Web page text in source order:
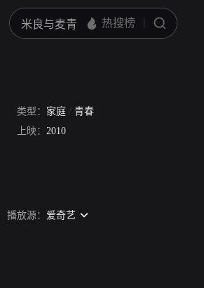
类型： 家庭 / 青春
高兰村 冯国强
上映： 2010
播放源： 爱奇艺